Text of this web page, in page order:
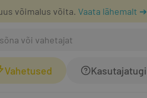
võimalus võita. Vaata lähemalt ➔
Vahetused Kasutajatugi